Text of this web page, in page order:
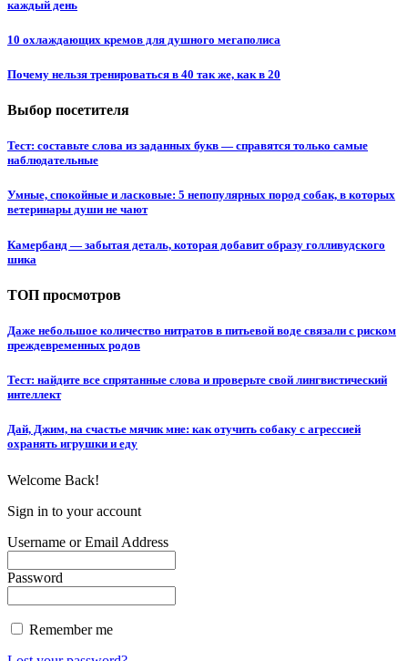
каждый день
10 охлаждающих кремов для душного мегаполиса
Почему нельзя тренироваться в 40 так же, как в 20
Выбор посетителя
Тест: составьте слова из заданных букв — справятся только самые
наблюдательные
Умные, спокойные и ласковые: 5 непопулярных пород собак, в которых
ветеринары души не чают
Камербанд — забытая деталь, которая добавит образу голливудского
шика
ТОП просмотров
Даже небольшое количество нитратов в питьевой воде связали с риском
преждевременных родов
Тест: найдите все спрятанные слова и проверьте свой лингвистический
интеллект
Дай, Джим, на счастье мячик мне: как отучить собаку с агрессией
охранять игрушки и еду
Welcome Back!
Sign in to your account
Username or Email Address
Password
Remember me